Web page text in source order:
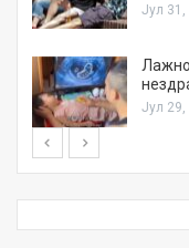
Јул 31,
Лажно
Јул 29,